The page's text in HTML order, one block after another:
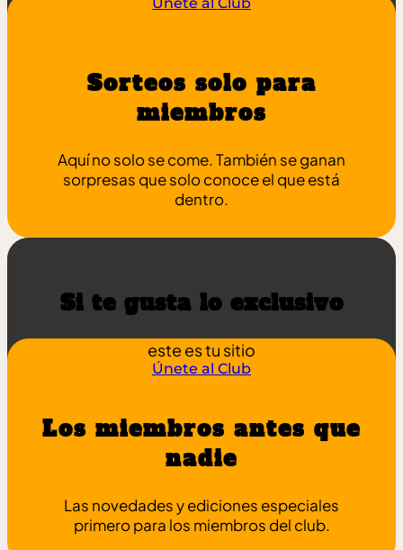
Sorteos solo para
miembros
Aquí no solo se come. También se ganan
sorpresas que solo conoce el que está
dentro.
Si te gusta lo exclusivo
este es tu sitio
Únete al Club
Los miembros antes que
nadie
Las novedades y ediciones especiales
primero para los miembros del club.